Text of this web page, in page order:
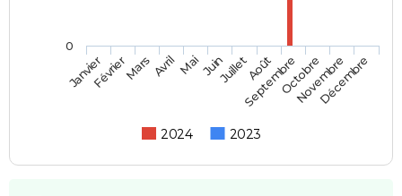
2024 2023
JanvierFévrierMars AvrilMaiJuinJuilletAoût
SeptembreOctobre
Novembre
Décembre
0